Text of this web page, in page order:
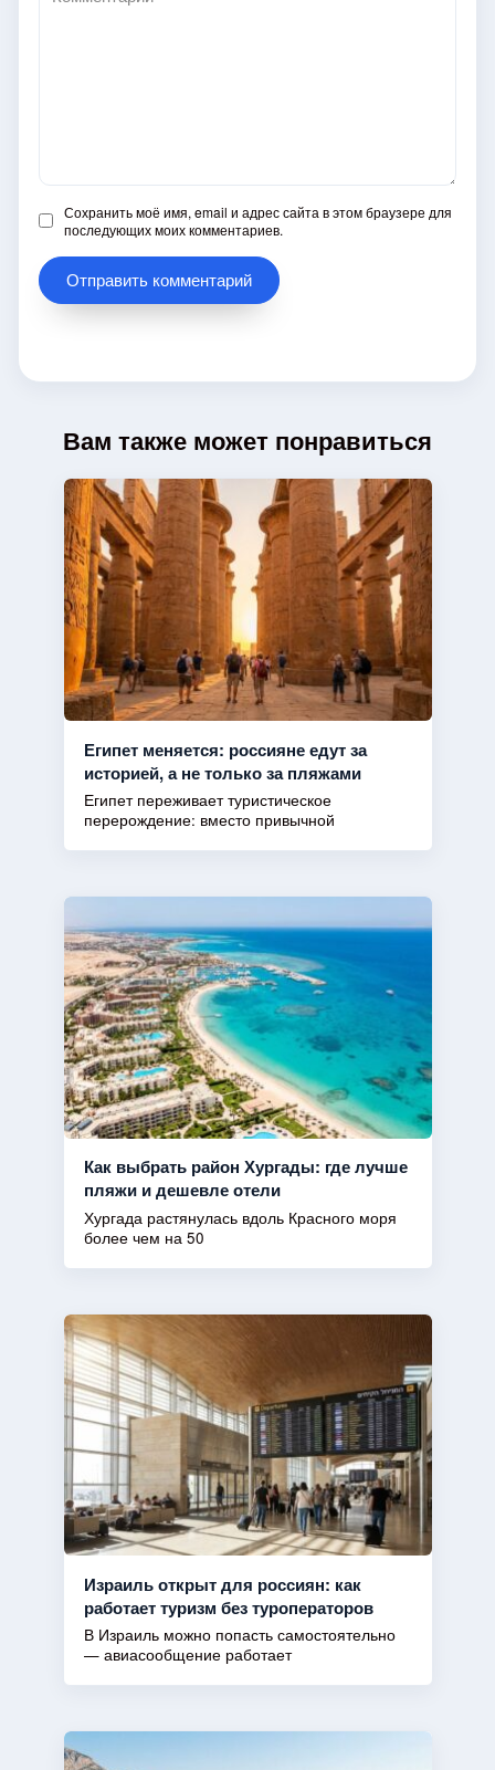
Сохранить моё имя, email и адрес сайта в этом браузере для
последующих моих комментариев.
Вам также может понравиться
Египет меняется: россияне едут за
историей, а не только за пляжами
Египет переживает туристическое
перерождение: вместо привычной
Как выбрать район Хургады: где лучше
пляжи и дешевле отели
Хургада растянулась вдоль Красного моря
более чем на 50
Израиль открыт для россиян: как
работает туризм без туроператоров
В Израиль можно попасть самостоятельно
— авиасообщение работает